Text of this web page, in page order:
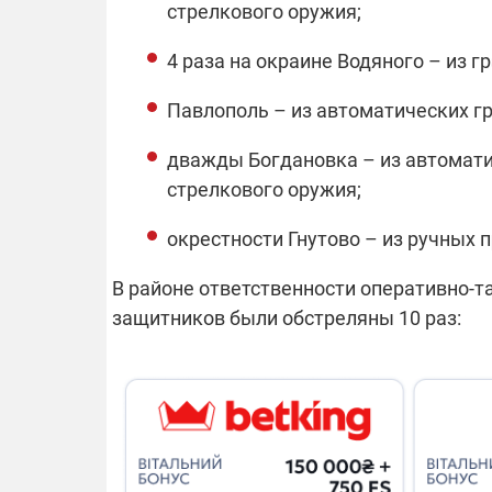
стрелкового оружия;
4 раза на окраине Водяного – из
Павлополь – из автоматических
дважды Богдановка – из
стрелкового оружия;
окрестности Гнутово – из ручных
В районе ответственности
защитников были обстреляны 10 раз:
14.11.2025
РЭБ и
сразу